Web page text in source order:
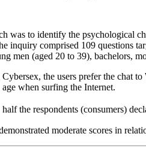
was to identify the psychological
inquiry comprised 109 questions
men (aged 20 to 39), bachelors,
the users prefer the chat
when surfing the Internet.
the respondents (consumers)
moderate scores in